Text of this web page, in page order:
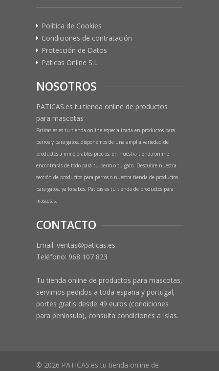
Política de Cookies
Condiciones de contratación
Protección de Datos
Paticas Online S.L
NOSOTROS
PATICAS.es tu tienda online de productos
para mascotas
Paticas.es es tu tienda online especializada en productos para
perros y para gatos, disponemos de una amplia variedad de
productos a inmejorables precios, en nuestra tienda online
encontrarás de todo para tu perro o tu gato. Descubre nuestra
sección de productos para perros o nuestra tienda de productos
para gatos, ya lo sabes, Paticas es tu tienda de productos para
mascotas.
CONTACTO
Email: ventas@paticas.es
Teléfono: 968 107 823
Tu tienda online de productos para mascotas,
servimos pedidos a toda españa y portugal,
portes gratis desde 49 euros (condiciones
para peninsula), consulta condiciones a Islas.
© 2026 PATICAS.es tu tienda online de